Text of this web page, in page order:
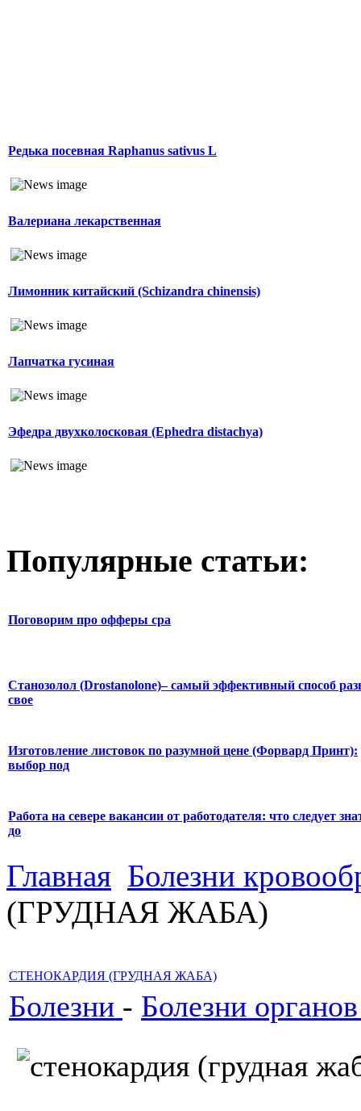
Редька посевная Raphanus sativus L
Валериана лекарственная
Лимонник китайский (Schizandra chinensis)
Лапчатка гусиная
Эфедра двухколосковая (Ephedra distachya)
Популярные статьи:
Поговорим про офферы cpa
Станозолол (Drostanolone)– самый эффективный способ
свое
Изготовление листовок по разумной цене (Форвард Принт):
выбор под
Работа на севере вакансии от работодателя: что следует
до
Главная Болезни
(ГРУДНАЯ ЖАБА)
СТЕНОКАРДИЯ (ГРУДНАЯ ЖАБА)
Болезни - Болезни